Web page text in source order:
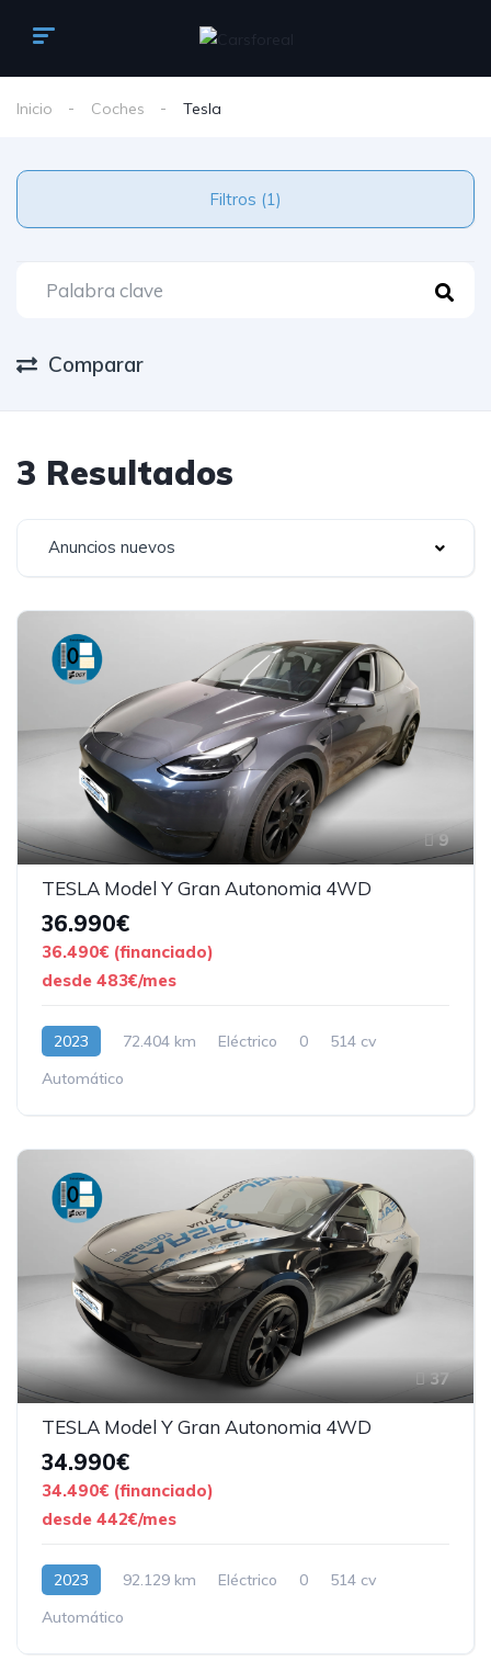
Inicio Coches Tesla
Filtros (1)
Comparar
3 Resultados
Anuncios nuevos
9
TESLA Model Y Gran Autonomia 4WD
36.990€
36.490€ (financiado)
desde 483€/mes
2023 72.404 km Eléctrico 0
514 cv
Automático
37
TESLA Model Y Gran Autonomia 4WD
34.990€
34.490€ (financiado)
desde 442€/mes
2023 92.129 km Eléctrico 0
514 cv
Automático